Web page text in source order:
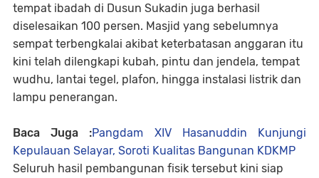
tempat ibadah di Dusun Sukadin juga berhasil
diselesaikan 100 persen. Masjid yang sebelumnya
sempat terbengkalai akibat keterbatasan anggaran itu
kini telah dilengkapi kubah, pintu dan jendela, tempat
wudhu, lantai tegel, plafon, hingga instalasi listrik dan
lampu penerangan.
Baca Juga :Pangdam XIV Hasanuddin Kunjungi
Kepulauan Selayar, Soroti Kualitas Bangunan KDKMP
Seluruh hasil pembangunan fisik tersebut kini siap